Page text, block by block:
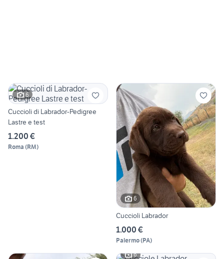
6
Cuccioli di Labrador-Pedigree
Lastre e test
1.200 €
Roma (RM)
6
Cuccioli Labrador
1.000 €
Palermo(PA)
6